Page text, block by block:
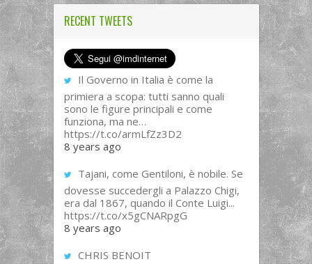
RECENT TWEETS
Il Governo in Italia è come la
primiera a scopa: tutti sanno quali
sono le figure principali e come
funziona, ma ne…
https://t.co/armLfZz3D2
8 years ago
Tajani, come Gentiloni, è nobile. Se
dovesse succedergli a Palazzo Chigi,
era dal 1867, quando il Conte Luigi...
https://t.co/x5gCNARpgG
8 years ago
CHRIS BENOIT